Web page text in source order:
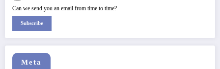
Can we send you an email from time to time?
Subscribe
Meta